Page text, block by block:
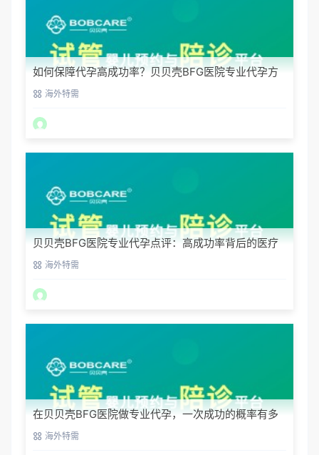
如何保障代孕高成功率？贝贝壳BFG医院专业代孕方
案解析
海外特需
贝贝壳BFG医院专业代孕点评：高成功率背后的医疗
神话海外特需
在贝贝壳BFG医院做专业代孕，一次成功的概率有多
大？海外特需